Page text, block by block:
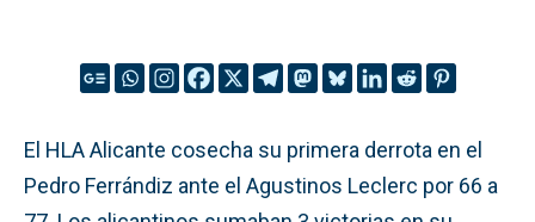
El HLA Alicante cosecha su primera derrota en el
Pedro Ferrándiz ante el Agustinos Leclerc por 66 a